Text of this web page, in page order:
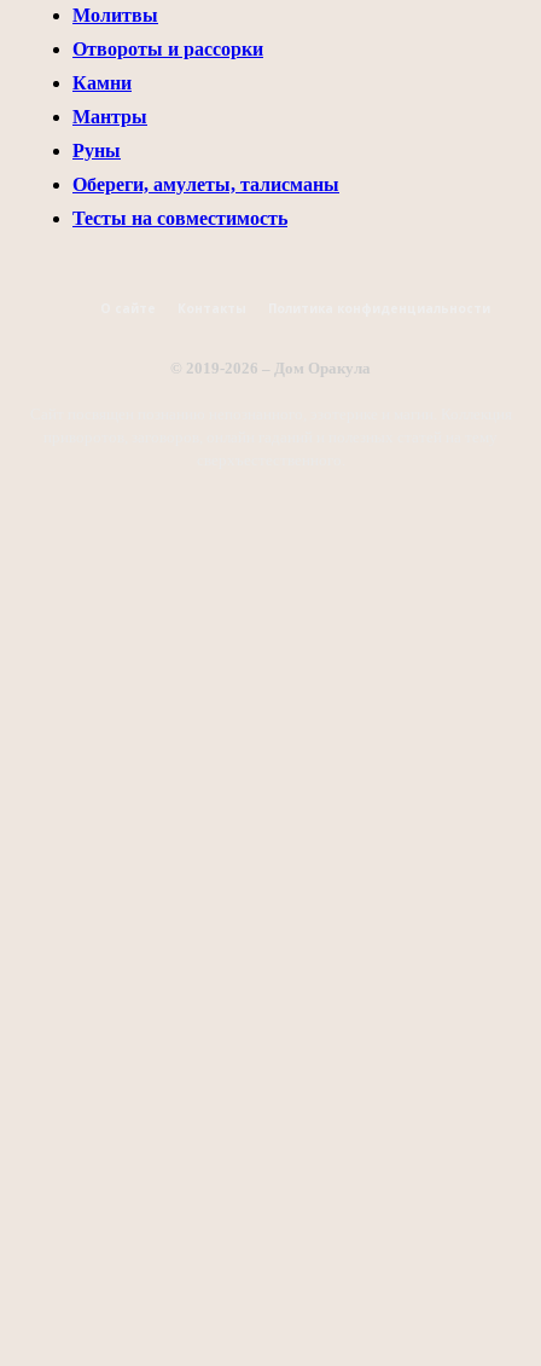
Молитвы
Отвороты и рассорки
Камни
Мантры
Руны
Обереги, амулеты, талисманы
Тесты на совместимость
© 2019-2026 – Дом Оракула